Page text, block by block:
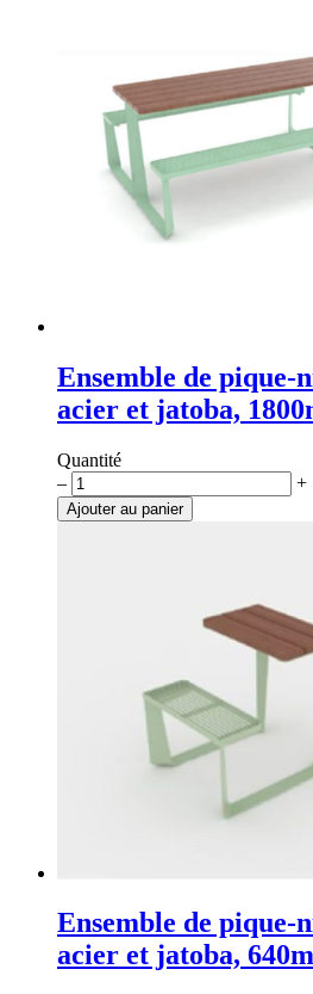
1200mm
Ensemble de pique-
acier et jatoba,
Quantité
quantité
de
Ensemble
– +
Ajouter au panier
Ensemble de pique-
acier et jatoba,